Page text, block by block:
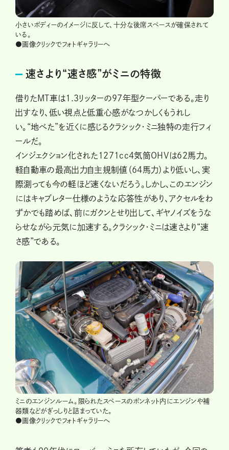
小さいボディーのイメージに反して、十分な後席スペースが確保されて
いる。
●画像クリックでフォトギャラリーへ
速さより“速さ感”がミニの特徴
借りたMT車は1.3リッターの97年型クーパーである。走り
出すなり、低い視点と低重心感がなつかしくもうれし
い。“地べた”を近くに感じるクラシック・ミニ独特の走行フィ
ールだ。
インジェクション化された1271cc４気筒OHVは62馬力。
軽自動車の最高出力自主規制値（64馬力）より低いし、実
際測っても今の軽ほど速くないだろう。しかし、このエンジン
にはキャブレター仕様のような応答性があり、アクセルをわ
ずかでも踏めば、前にガクンとせり出して、ギヤノイズをうな
らせながら元気に加速する。クラシック・ミニは速さより“速
さ感”である。
ミニのエンジンルーム。限られたスペースのボンネット内にエンジンや補
器類などがぎっしりと詰まっていた。
●画像クリックでフォトギャラリーへ